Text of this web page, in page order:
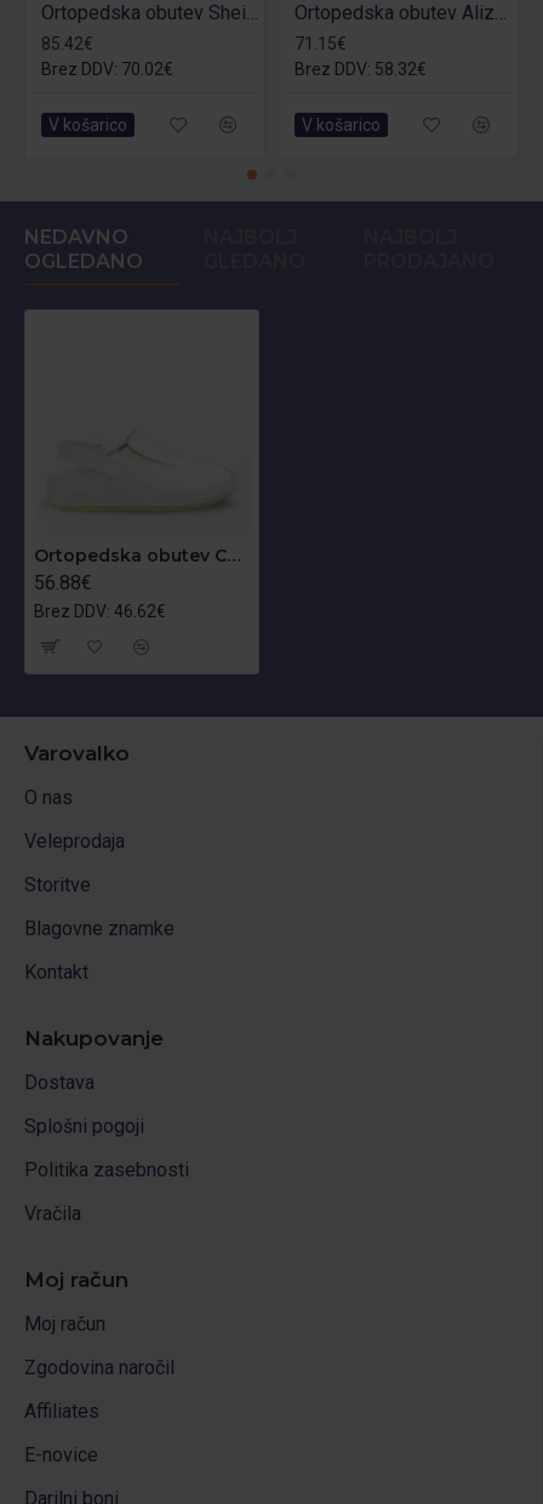
Ortopedska obutev Sheila OB
85.42€
Brez DDV: 70.02€
V košarico
Ortopedska obutev Aliza OB
71.15€
Brez DDV: 58.32€
V košarico
NEDAVNO
OGLEDANO
Ortopedska obutev Carinne OB
56.88€
Brez DDV: 46.62€
Varovalko
O nas
Veleprodaja
Storitve
Blagovne znamke
Kontakt
Nakupovanje
Dostava
Splošni pogoji
Politika zasebnosti
Vračila
Moj račun
Moj račun
Zgodovina naročil
Affiliates
E-novice
Darilni boni